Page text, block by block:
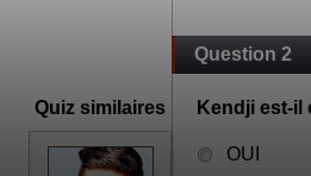
Quiz similaires
Question 2
Kendji est-il
OUI